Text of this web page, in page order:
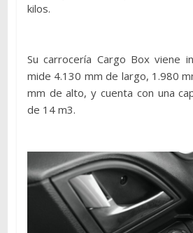
kilos.
Su carrocería Cargo Box viene
mide 4.130 mm de largo, 1.980
mm de alto, y cuenta con una
de 14 m3.